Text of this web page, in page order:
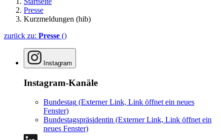
Presse
Kurzmeldungen (hib)
zurück zu: Presse ()
Instagram
Instagram-Kanäle
Bundestag (Externer Link, Link öffnet ein neues
Fenster)
Bundestagspräsidentin (Externer Link, Link öffnet ein
neues Fenster)